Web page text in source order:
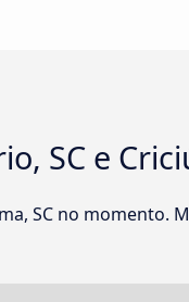
SC e
SC no momento.